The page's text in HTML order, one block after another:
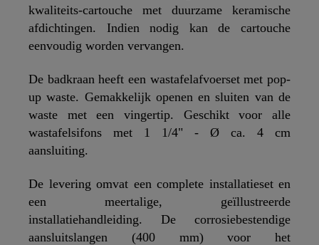
kwaliteits-cartouche met duurzame keramische
afdichtingen. Indien nodig kan de cartouche
eenvoudig worden vervangen.
De badkraan heeft een wastafelafvoerset met pop-
up waste. Gemakkelijk openen en sluiten van de
waste met een vingertip. Geschikt voor alle
wastafelsifons met 1 1/4" - Ø ca. 4 cm
aansluiting.
De levering omvat een complete installatieset en
een meertalige, geïllustreerde
installatiehandleiding. De corrosiebestendige
aansluitslangen (400 mm) voor het